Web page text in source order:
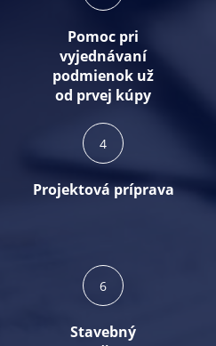
Pomoc pri
vyjednávaní
podmienok už
od prvej kúpy
4
Projektová príprava
6
Stavebný